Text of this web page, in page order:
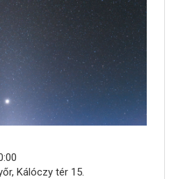
Kálóczy tér 15.